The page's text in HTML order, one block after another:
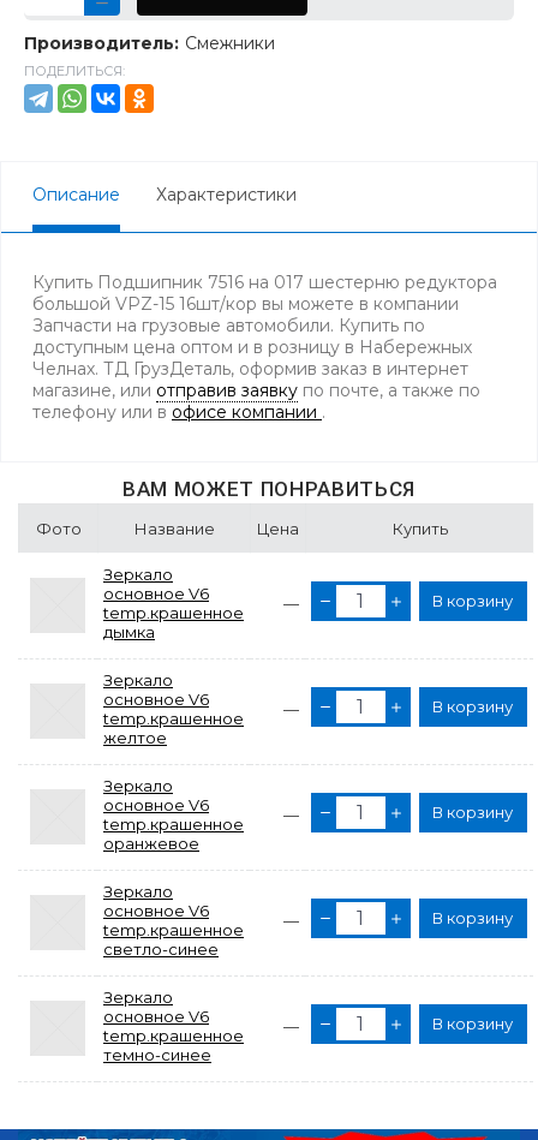
Производитель: Смежники
ПОДЕЛИТЬСЯ:
Описание Характеристики
Купить Подшипник 7516 на 017 шестерню редуктора
большой VPZ-15 16шт/кор вы можете в компании
Запчасти на грузовые автомобили. Купить по
доступным цена оптом и в розницу в Набережных
Челнах. ТД ГрузДеталь, оформив заказ в интернет
магазине, или отправив заявку по почте, а также по
телефону или в офисе компании .
ВАМ МОЖЕТ ПОНРАВИТЬСЯ
Фото Название Цена Купить
Зеркало
основное V6
temp.крашенное
дымка
— В корзину
Зеркало
основное V6
temp.крашенное
желтое
— В корзину
Зеркало
основное V6
temp.крашенное
оранжевое
— В корзину
Зеркало
основное V6
temp.крашенное
светло-синее
— В корзину
Зеркало
основное V6
temp.крашенное
темно-синее
— В корзину